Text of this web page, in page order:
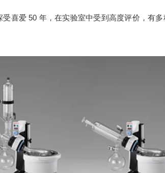
喜爱 50 年，在实验室中受到高度评价，有